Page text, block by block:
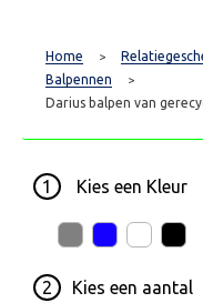
Home >
Balpennen >
Darius balpen van
1 Kies een Kleur
2 Kies een aantal